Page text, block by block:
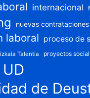
internacional
nuevas contrataciones
laboral proceso de
Talentia proyectos
UD
de